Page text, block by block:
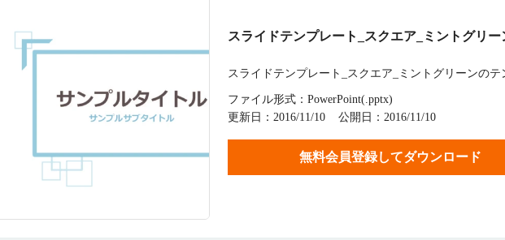
スライドテンプレート_スクエア_ミントグリー
スライドテンプレート_スクエア_ミントグリーンの
ファイル形式：PowerPoint(.pptx)
更新日：2016/11/10
公開日：2016/11/10
無料会員登録してダウンロード